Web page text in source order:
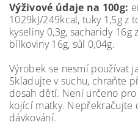
Výživové údaje na 100g:
1029kJ/249kcal, tuky 1,5g z
kyseliny 0,3g, sacharidy 16g
bílkoviny 16g, sůl 0,04g.
Výrobek se nesmí používat
Skladujte v suchu, chraňte
dosah dětí. Není určeno
kojící matky.
dávkování.